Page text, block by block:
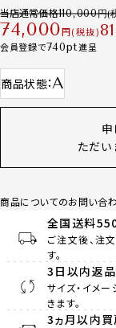
当店通常価格110,000
74,000 税抜
会員登録で740 進呈
商品状態 A
申
ただい
商品についてのお問い合
全国送料
ご注文後、注
す。
3日以内返
サイズ・イメ
きます。
3ヵ月以内